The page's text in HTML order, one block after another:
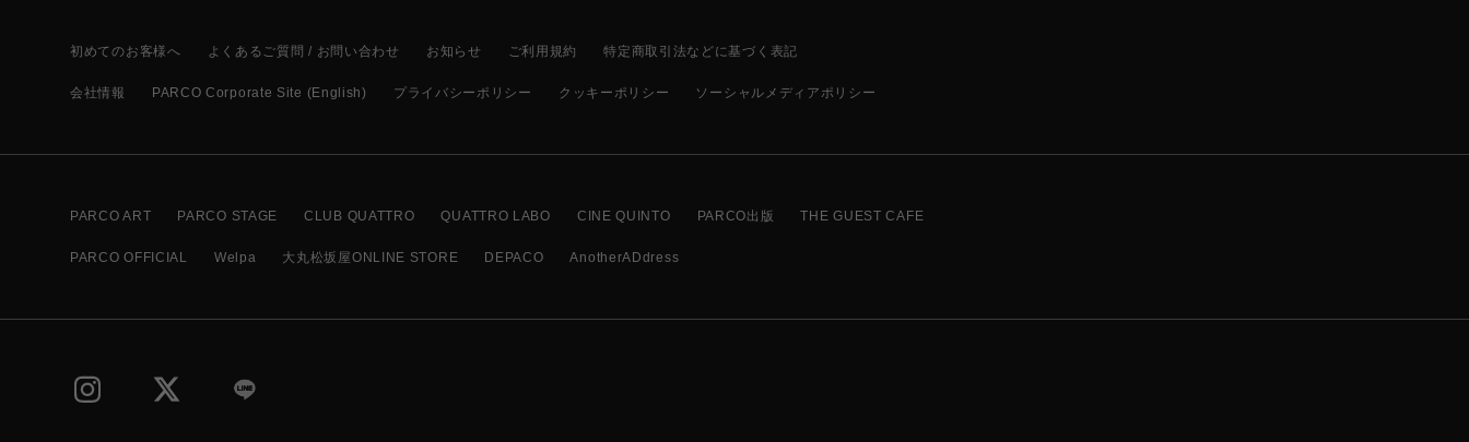
初めてのお客様へ よくあるご質問 / お問い合わせ お知らせ ご利用規約 特定商取引法などに基づく表記
会社情報 PARCO Corporate Site (English) プライバシーポリシー クッキーポリシー ソーシャルメディアポリシー
PARCO ART PARCO STAGE CLUB QUATTRO QUATTRO LABO CINE QUINTO PARCO出版 THE GUEST CAFE
PARCO OFFICIAL Welpa 大丸松坂屋ONLINE STORE DEPACO AnotherADdress